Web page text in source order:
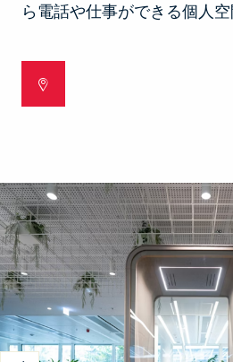
ら電話や仕事ができる個人空